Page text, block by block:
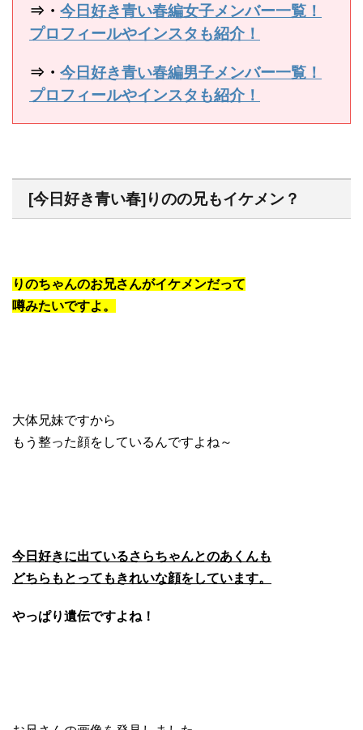
⇒・ 今日好き青い春編女子メンバー一覧！
プロフィールやインスタも紹介！
⇒・ 今日好き青い春編男子メンバー一覧！
プロフィールやインスタも紹介！
[今日好き青い春]りのの兄もイケメン？
りのちゃんのお兄さんがイケメンだって
噂みたいですよ。
大体兄妹ですから
もう整った顔をしているんですよね～
今日好きに出ているさらちゃんとのあくんも
どちらもとってもきれいな顔をしています。
やっぱり遺伝ですよね！